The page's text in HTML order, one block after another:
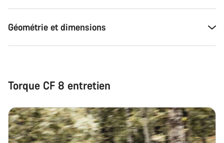
Géométrie et dimensions
Torque CF 8 entretien